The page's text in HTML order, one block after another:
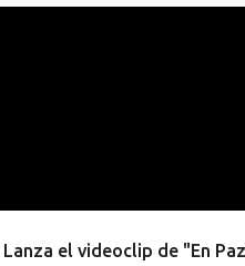
Lanza el videoclip de "En